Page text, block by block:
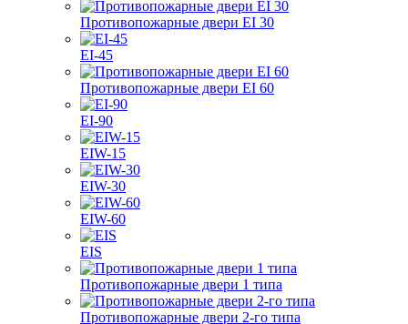
Противопожарные двери EI 30
EI-45
Противопожарные двери EI 60
EI-90
EIW-15
EIW-30
EIW-60
EIS
Противопожарные двери 1 типа
Противопожарные двери 2-го типа